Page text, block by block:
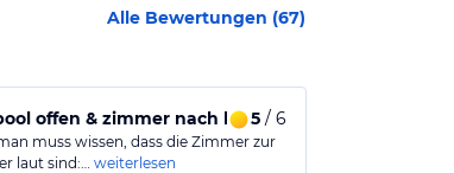
Alle Bewertungen (67)
offen & zimmer nach hinten
5/ 6
muss wissen, dass die Zimmer zur
laut sind:… weiterlesen